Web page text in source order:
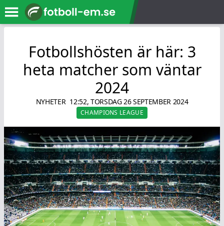
Fotbollshösten är här: 3
heta matcher som väntar
2024
NYHETER 12:52, TORSDAG 26 SEPTEMBER 2024
CHAMPIONS LEAGUE